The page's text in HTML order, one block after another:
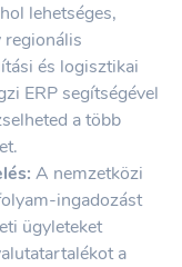
lehetséges,
regionális
és logisztikai
ERP segítségével
a több
A nemzetközi
ingadozást
ügyleteket
a